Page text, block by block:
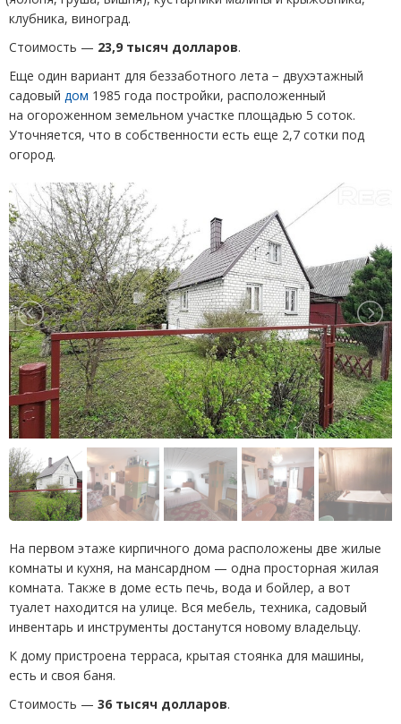
клубника, виноград.
Стоимость — 23,9 тысяч долларов.
Еще один вариант для беззаботного лета − двухэтажный
садовый дом 1985 года постройки, расположенный
на огороженном земельном участке площадью 5 соток.
Уточняется, что в собственности есть еще 2,7 сотки под
огород.
На первом этаже кирпичного дома расположены две жилые
комнаты и кухня, на мансардном — одна просторная жилая
комната. Также в доме есть печь, вода и бойлер, а вот
туалет находится на улице. Вся мебель, техника, садовый
инвентарь и инструменты достанутся новому владельцу.
К дому пристроена терраса, крытая стоянка для машины,
есть и своя баня.
Стоимость — 36 тысяч долларов.